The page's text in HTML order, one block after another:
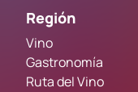
Región
Vino
Gastronomía
Ruta del Vino